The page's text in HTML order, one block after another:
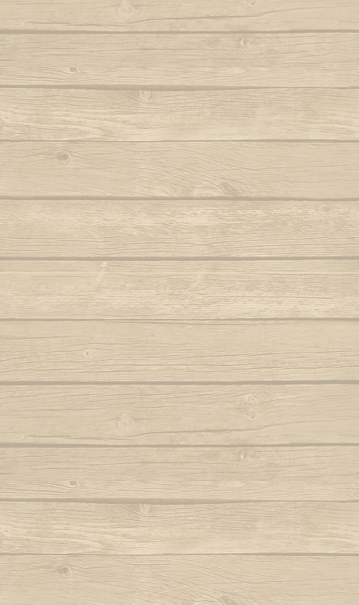
Autor : Formado Cigano
Capoeira de Angola
Autor : Mestre Charm
Capoeira de verdade
Autor : Professor Fanho (Capoeira Brasil)
Capoeira é Beleza
Autor : Mestre Matias
Capoeirando
Autor : Mestre Espirrinho
Catarina, meu amor
Autor : Mestre Mão Branca
Cor de misterio
Autor : Mestre Mão Branca (Capoeira
Gerais)
Cordão de ouro é Besouro Manganga
Autor : Mestre Mão Branca
Dendê
Dende mare
Dona Maria como vai você
E caminhador
Autor : Mestre Ramos (Senzala)
E da nossa cor
E e e Viola
Autor : Mestre Kim
Quando meu
Que
Quem
Autor :
Quem
Autor :
Rainha do
Autor :
Samba
Saudade
Autor : Boa
Autor : Mestre
Se
Mestre